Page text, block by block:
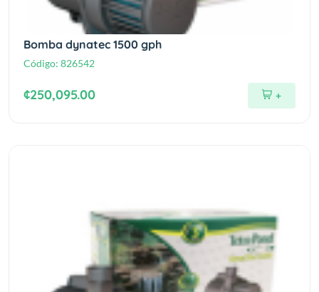
Bomba dynatec 1500 gph
Código: 826542
¢250,095.00 +